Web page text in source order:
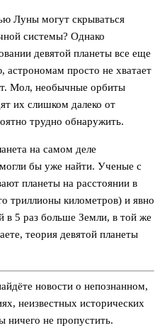
Луны могут скрываться
системы? Однако
девятой планеты все еще
просто не хватает
Мол, необычные орбиты
их слишком далеко от
трудно обнаружить.
на самом деле
могли бы уже найти. Ученые с
планеты на расстоянии в
триллионы километров) и явно
в 5 раз больше Земли, в той же
теория девятой планеты
новости о непознанном,
неизвестных исторических
ничего не пропустить.